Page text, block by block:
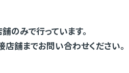
のみで行っています。
舗までお問い合わせください。